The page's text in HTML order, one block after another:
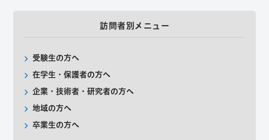
訪問者別メニュー
受験生の方へ
在学生・保護者の方へ
企業・技術者・研究者の方へ
地域の方へ
卒業生の方へ